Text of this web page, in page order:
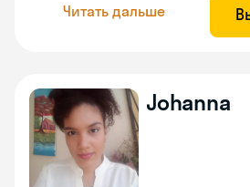
Читать дальше
Johanna